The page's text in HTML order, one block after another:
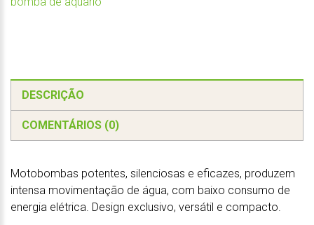
DESCRIÇÃO
COMENTÁRIOS (0)
Motobombas potentes, silenciosas e eficazes, produzem
intensa movimentação de água, com baixo consumo de
energia elétrica. Design exclusivo, versátil e compacto.